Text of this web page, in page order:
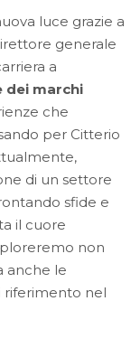
luce grazie a
generale
a
dei marchi
che
per Citterio
di un settore
sfide e
il cuore
non
anche le
riferimento nel